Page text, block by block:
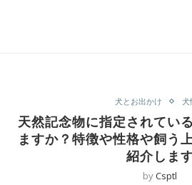
犬とお出かけ 犬
天然記念物に指定されてい
ますか？特徴や性格や飼う
紹介しま
byCsptl